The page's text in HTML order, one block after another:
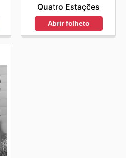
Quatro Estações
Abrir folheto